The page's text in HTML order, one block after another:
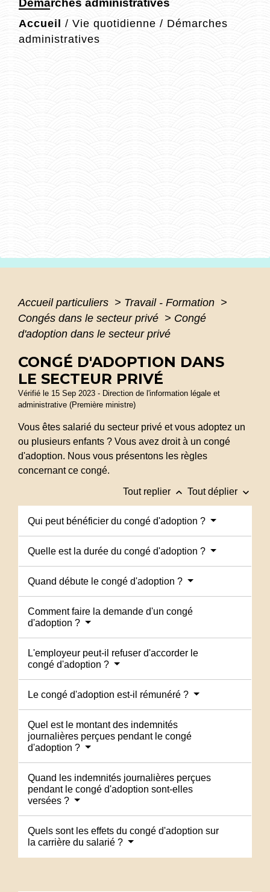
Démarches administratives
Accueil / Vie quotidienne / Démarches
administratives
Accueil particuliers > Travail - Formation >
Congés dans le secteur privé > Congé
d'adoption dans le secteur privé
CONGÉ D'ADOPTION DANS
LE SECTEUR PRIVÉ
Vérifié le 15 Sep 2023 - Direction de l'information légale et
administrative (Première ministre)
Vous êtes salarié du secteur privé et vous adoptez un
ou plusieurs enfants ? Vous avez droit à un congé
d'adoption. Nous vous présentons les règles
concernant ce congé.
Tout replier keyboard_arrow_up Tout déplier keyboard_arrow_down
Qui peut bénéficier du congé d'adoption ?
Quelle est la durée du congé d'adoption ?
Quand débute le congé d'adoption ?
Comment faire la demande d'un congé
d'adoption ?
L'employeur peut-il refuser d'accorder le
congé d'adoption ?
Le congé d'adoption est-il rémunéré ?
Quel est le montant des indemnités
journalières perçues pendant le congé
d'adoption ?
Quand les indemnités journalières perçues
pendant le congé d'adoption sont-elles
versées ?
Quels sont les effets du congé d'adoption sur
la carrière du salarié ?